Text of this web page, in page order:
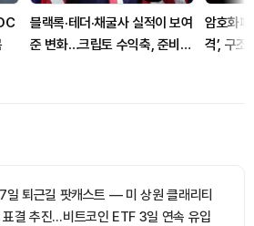
블랙록·테더·채굴사 실적이 보여
준 변화…크립토 수익축, 준비금
암호화폐
격’, 구
일 퇴근길 팟캐스트 — 미 상원 클래리티
표결 추진…비트코인 ETF 3일 연속 유입